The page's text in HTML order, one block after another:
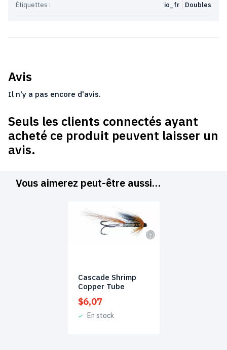
Étiquettes :
Doubles
io_fr
Avis
Il n'y a pas encore d'avis.
Seuls les clients connectés ayant
acheté ce produit peuvent laisser un
avis.
Vous aimerez peut-être aussi…
Cascade Shrimp
Copper Tube
$6,07
En stock